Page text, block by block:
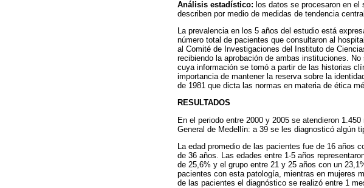
Análisis estadístico: los datos se procesaron en el
describen por medio de medidas de tendencia
La prevalencia en los 5 años del estudio está
número total de pacientes que consultaron al
al Comité de Investigaciones del Instituto de
recibiendo la aprobación de ambas instituciones.
cuya información se tomó a partir de las historias
importancia de mantener la reserva sobre la
de 1981 que dicta las normas en materia de ética
RESULTADOS
En el periodo entre 2000 y 2005 se atendieron
General de Medellín: a 39 se les diagnosticó algún
La edad promedio de las pacientes fue de 16
de 36 años. Las edades entre 1-5 años
de 25,6% y el grupo entre 21 y 25 años con un
pacientes con esta patología, mientras en mujeres
de las pacientes el diagnóstico se realizó entre 1